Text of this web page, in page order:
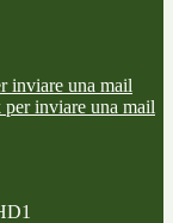
inviare una mail
inviare una mail